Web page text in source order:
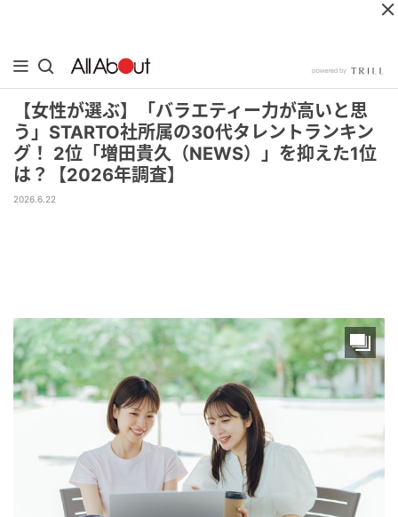
【女性が選ぶ】「バラエティー力が高いと思
う」STARTO社所属の30代タレントランキン
グ！ 2位「増田貴久（NEWS）」を抑えた1位
は？【2026年調査】
2026.6.22